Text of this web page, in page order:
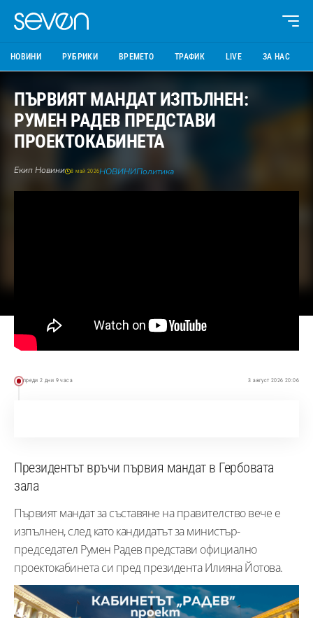
НОВИНИ РУБРИКИ ВРЕМЕТО ТРАФИК LIVE ЗА НАС
ПЪРВИЯТ МАНДАТ ИЗПЪЛНЕН:
РУМЕН РАДЕВ ПРЕДСТАВИ
ПРОЕКТОКАБИНЕТА
Екип Новини 8 май 2026НОВИНИПолитика
преди 2 дни 9 часа 3 август 2026 20:06
Президентът връчи първия мандат в Гербовата
зала
Първият мандат за съставяне на правителство вече е
изпълнен, след като кандидатът за министър-
председател Румен Радев представи официално
проектокабинета си пред президента Илияна Йотова.